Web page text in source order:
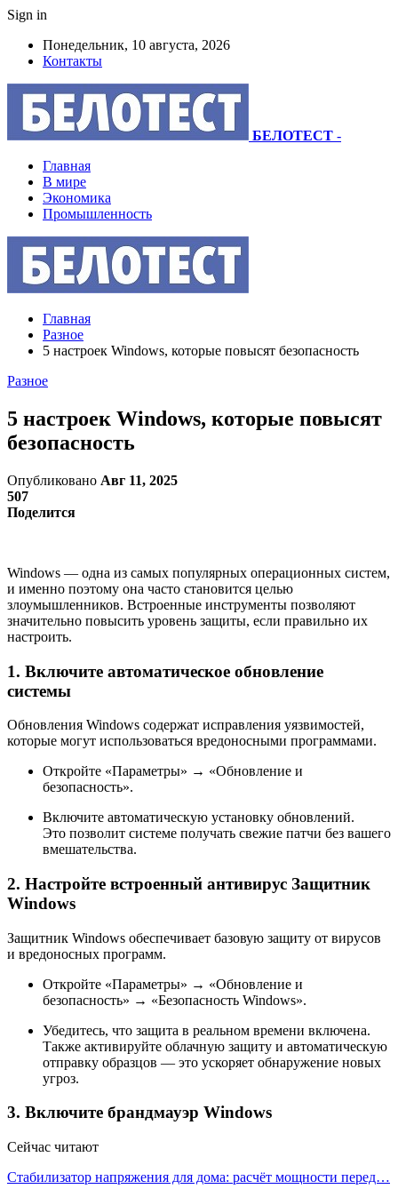
Sign in
Понедельник, 10 августа, 2026
Контакты
БЕЛОТЕСТ -
Главная
В мире
Экономика
Промышленность
Главная
Разное
5 настроек Windows, которые повысят безопасность
Разное
5 настроек Windows, которые повысят
безопасность
Опубликовано Авг 11, 2025
507
Поделится
Windows — одна из самых популярных операционных систем,
и именно поэтому она часто становится целью
злоумышленников. Встроенные инструменты позволяют
значительно повысить уровень защиты, если правильно их
настроить.
1. Включите автоматическое обновление
системы
Обновления Windows содержат исправления уязвимостей,
которые могут использоваться вредоносными программами.
Откройте «Параметры» → «Обновление и
безопасность».
Включите автоматическую установку обновлений.
Это позволит системе получать свежие патчи без вашего
вмешательства.
2. Настройте встроенный антивирус Защитник
Windows
Защитник Windows обеспечивает базовую защиту от вирусов
и вредоносных программ.
Откройте «Параметры» → «Обновление и
безопасность» → «Безопасность Windows».
Убедитесь, что защита в реальном времени включена.
Также активируйте облачную защиту и автоматическую
отправку образцов — это ускоряет обнаружение новых
угроз.
3. Включите брандмауэр Windows
Сейчас читают
Стабилизатор напряжения для дома: расчёт мощности перед…